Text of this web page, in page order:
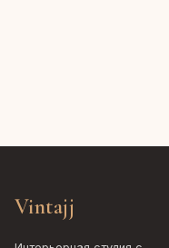
Vintajj